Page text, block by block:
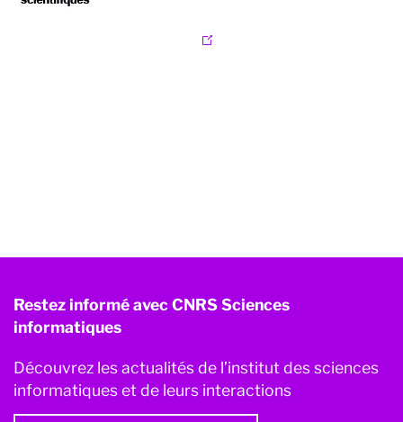
Restez informé avec CNRS Sciences
informatiques
Découvrez les actualités de l’institut des sciences
informatiques et de leurs interactions